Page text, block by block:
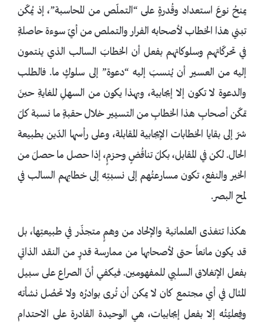
يمنحُ نوعَ استعداد وقُدرةٍ على “التملّص من المحاسبة”، إذ يُمكّن
تبني هذا الخطاب لأصحابه الفرار والتملص من أيّ سوءة حاصلةٍ
في تحركّاتهم وسلوكاتهم بفعل أن الخطابَ السالب الذي ينتمون
إليه من العسير أن يُنسبَ إليه “دعوة” إلى سلوكٍ ما. فالطلب
والدعوة لا تكون إلا إيجابية، وبهذا يكون من السهلِ للغايةِ حينَ
تمكّن أصحابِ هذا الخطابِ من التسيير خلال حقبةٍ ما نسبة كلّ
شرّ إلى بقايا الخطابات الإيجابية المقابلة، وعلى رأسها الدّين بطبيعة
الحال. لكن في المقابل، بكلّ تناقُضٍ وحزمٍ، إذا حصل ما حصلَ من
الخير والنفع، تكون مسارعتُهم إلى نسبتِه إلى خطابِهم السالب في
لمح البصر.
هكذا تتغذى العلمانية والإلحاد من وهمٍ متجذّر في طبيعتِها، بل
قد يكون مانعاً حتى لأصحابها من ممارسة قدرٍ من النقد الذاتي
بفعل الإنغلاق السلبي للمفهومين. فيكفي أنّ الصراع على سبيل
المثال في أي مجتمع كان لا يمكن أن تُرى بوادرُه ولا تحصُل نشأته
وفِعليّتُه إلا بفعل إيجابيات، هي الوحيدة القادرة على الاحتدام